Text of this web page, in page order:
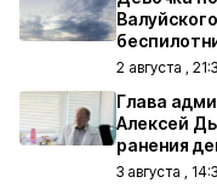
2 августа ,
Глава
Алексей
ранения
3 августа ,